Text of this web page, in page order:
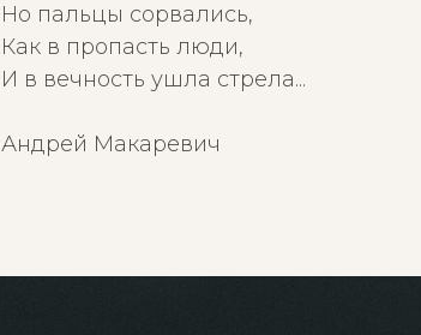
Но пальцы сорвались,
Как в пропасть люди,
И в вечность ушла стрела...
Андрей Макаревич